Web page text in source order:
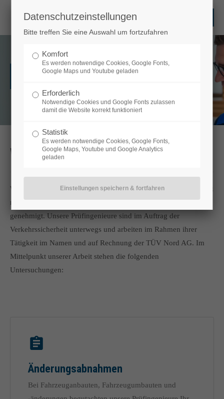
Login
Passwort
Anmelden
Support
Lorem ipsum dolor sit amet:
24h/ 365days
Get in touch
Cybersteel Inc.
376-293 City Road, Suite 600
San Francisco, CA 94102
Weitere Dienstleistungen
Weitere Dienstleistungen
Wir bieten Ihnen eine Auswahl an Fahrzeuguntersuchungen ganz
nach Ihrem Bedarf. All diese Überprüfungen sind amtlich
genehmigt. Unsere Prüfingenieure sind im Auftrag der
Verkehrssicherheit unterwegs und arbeiten im Rahmen ihrer
Tätigkeit im Namen und auf Rechnung der TÜV Nord AG. Im
Mittelpunkt unserer Arbeit stehen die folgenden
Untersuchungen:
Änderungsabnahmen
Bei Fahrzeuganbauten, Fahrzeugumbauten und
Datenschutzeinstellungen
Bitte treffen Sie eine Auswahl um fortzufahren
Komfort
Es werden notwendige Cookies, Google Fonts,
Google Maps und Youtube geladen
Erforderlich
Notwendige Cookies und Google Fonts zulassen
damit die Website korrekt funktioniert
Statistik
Es werden notwendige Cookies, Google Fonts,
Google Maps, Youtube und Google Analytics
geladen